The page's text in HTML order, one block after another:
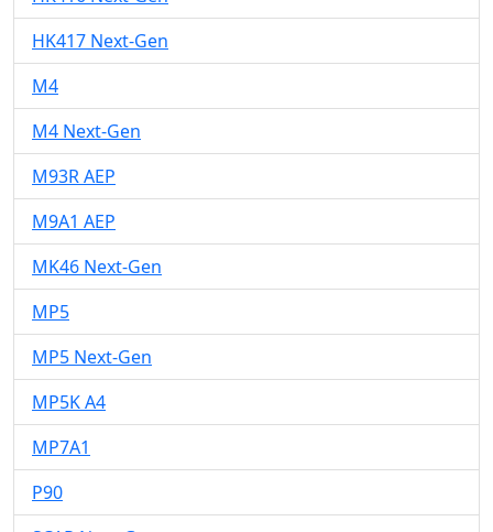
HK417 Next-Gen
M4
M4 Next-Gen
M93R AEP
M9A1 AEP
MK46 Next-Gen
MP5
MP5 Next-Gen
MP5K A4
MP7A1
P90